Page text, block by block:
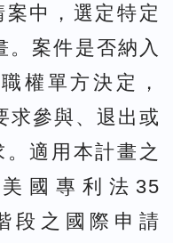
中，選定特定
。案件是否納入
權單方決定，
求參與、退出或
適用本計畫之
國專利法35
段之國際申請